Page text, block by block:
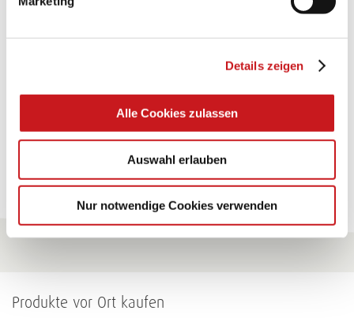
Details zeigen
Alle Cookies zulassen
Auswahl erlauben
Nur notwendige Cookies verwenden
unübertroffen in der Wirkung. Probieren Sie es aus.
Zum Tipp
Zu allen Tipps
Produkte vor Ort kaufen